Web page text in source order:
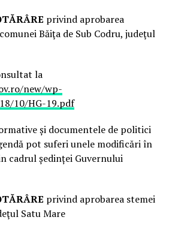
privind aprobarea
Băiţa de Sub Codru, judeţul
la
new/wp-
10/HG-19.pdf
și documentele de politici
pot suferi unele modificări în
cadrul ședinței Guvernului
privind aprobarea stemei
Satu Mare